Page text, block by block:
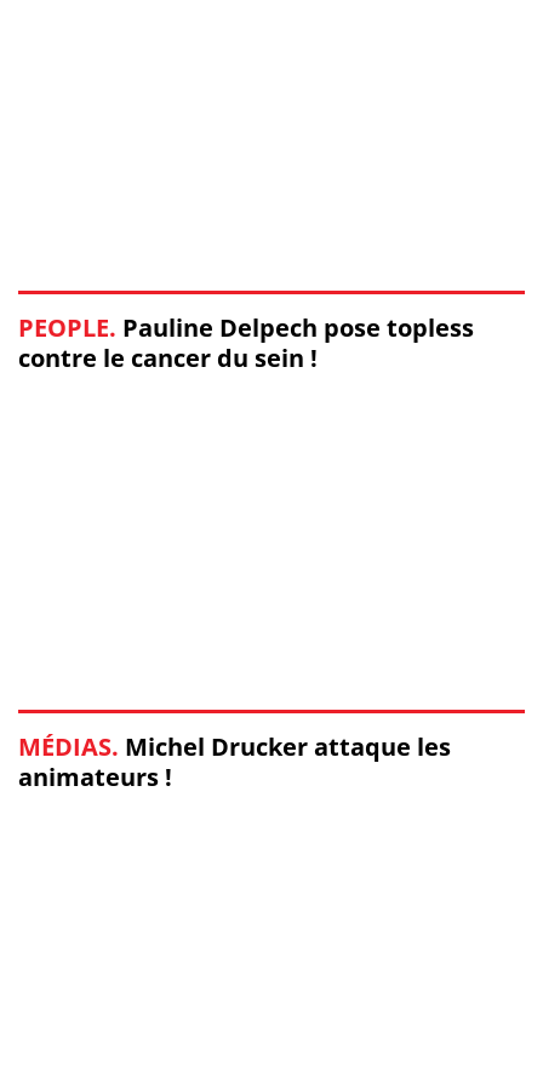
PEOPLE. Pauline Delpech pose topless
contre le cancer du sein !
MÉDIAS. Michel Drucker attaque les
animateurs !